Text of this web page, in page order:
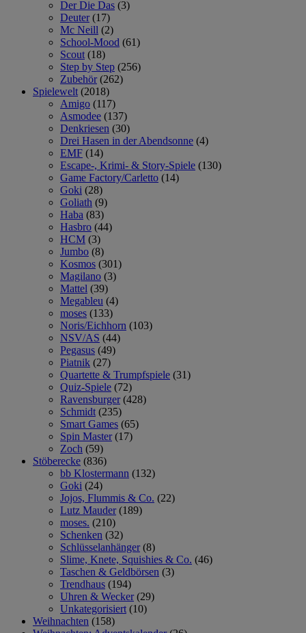
Der Die Das (3)
Deuter (17)
Mc Neill (2)
School-Mood (61)
Scout (18)
Step by Step (256)
Zubehör (262)
Spielewelt (2018)
Amigo (117)
Asmodee (137)
Denkriesen (30)
Drei Hasen in der Abendsonne (4)
EMF (14)
Escape-, Krimi- & Story-Spiele (130)
Game Factory/Carletto (14)
Goki (28)
Goliath (9)
Haba (83)
Hasbro (44)
HCM (3)
Jumbo (8)
Kosmos (301)
Magilano (3)
Mattel (39)
Megableu (4)
moses (133)
Noris/Eichhorn (103)
NSV/AS (44)
Pegasus (49)
Piatnik (27)
Quartette & Trumpfspiele (31)
Quiz-Spiele (72)
Ravensburger (428)
Schmidt (235)
Smart Games (65)
Spin Master (17)
Zoch (59)
Stöberecke (836)
bb Klostermann (132)
Goki (24)
Jojos, Flummis & Co. (22)
Lutz Mauder (189)
moses. (210)
Schenken (32)
Schlüsselanhänger (8)
Slime, Knete, Squishies & Co. (46)
Taschen & Geldbörsen (3)
Trendhaus (194)
Uhren & Wecker (29)
Unkategorisiert (10)
Weihnachten (158)